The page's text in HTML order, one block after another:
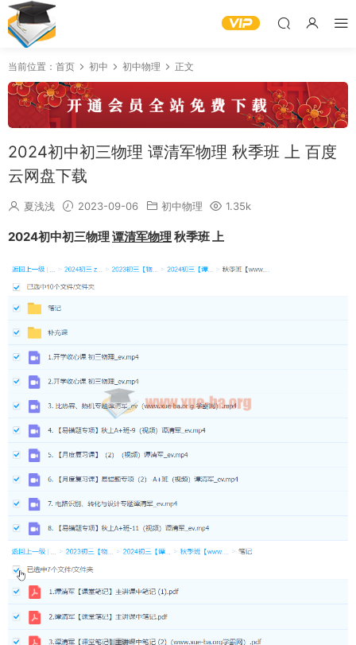
当前位置： 首页 初中 初中物理 正文
2024初中初三物理 谭清军物理 秋季班 上 百度
云网盘下载
夏浅浅 2023-09-06 初中物理 1.35k
2024初中初三物理谭清军物理秋季班 上